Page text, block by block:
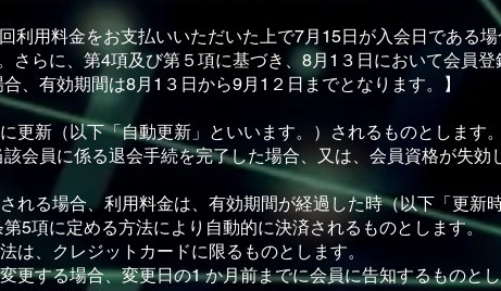
利⽤料⾦をお⽀払いいただいた上で7⽉15⽇が⼊会⽇である
さらに、第4項及び第５項に基づき、8⽉1３⽇において会員
、有効期間は8⽉1３⽇から9⽉1２⽇までとなります。】
更新（以下「⾃動更新」といいます。）されるものとします
会員に係る退会⼿続を完了した場合、⼜は、会員資格が失
れる場合、利⽤料⾦は、有効期間が経過した時（以下「更新時
5項に定める⽅法により⾃動的に決済されるものとします。
は、クレジットカードに限るものとします。
更する場合、変更⽇の1 か⽉前までに会員に告知するものと